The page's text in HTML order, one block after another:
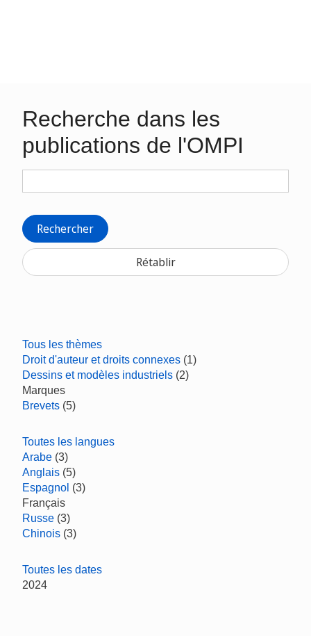
Recherche dans les
publications de l'OMPI
Rechercher
Rétablir
Tous les thèmes
Droit d'auteur et droits connexes (1)
Dessins et modèles industriels (2)
Marques
Brevets (5)
Toutes les langues
Arabe (3)
Anglais (5)
Espagnol (3)
Français
Russe (3)
Chinois (3)
Toutes les dates
2024